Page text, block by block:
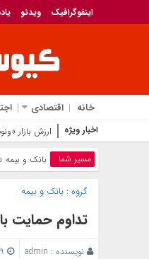
اینفوگرافیک ویدئو
خانه اقتصادی
اخبار ویژه ارزش بازار «ونوین» ۱۰۰
مسیر شما بانک‌ و بیمه
گروه :بانک‌ و بیمه
تداوم حمایت
نویسنده : admin